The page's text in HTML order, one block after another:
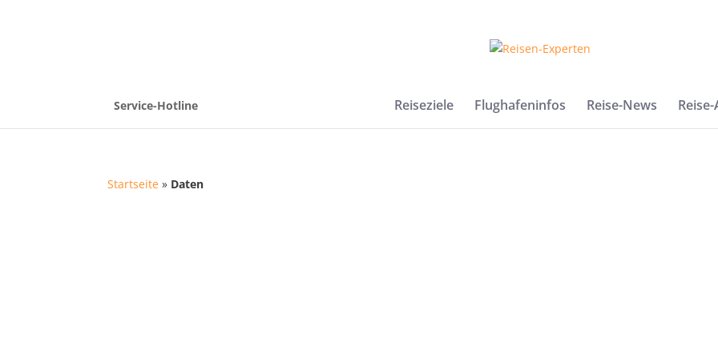
Service-Hotline Reiseziele Flughafeninfos Reise-News
Startseite » Daten